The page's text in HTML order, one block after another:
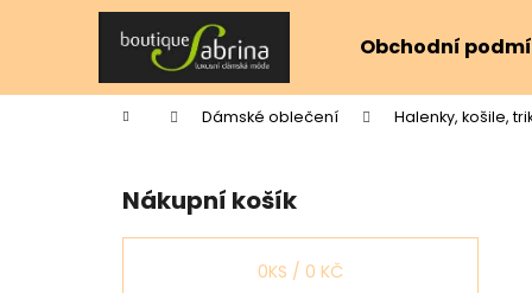
Obchodní
Domů Dámské oblečení Halenky, košile,
Nákupní košík
0KS / 0 KČ
í
do
do